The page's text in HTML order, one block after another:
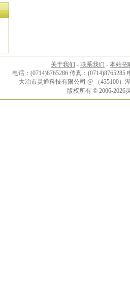
关于我们 - 联系我们 - 本站招
电话：(0714)8765286 传真：(0714)8765285
大冶市灵通科技有限公司 @ （435100
版权所有 © 2006-2026